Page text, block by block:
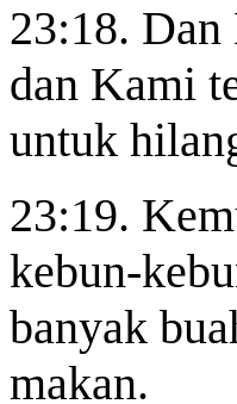
23:18.
dan Kami
untuk
23:19.
kebun-
banyak
makan.